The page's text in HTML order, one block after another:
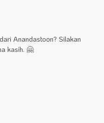
Anandastoon? Silakan
kasih. 🤗